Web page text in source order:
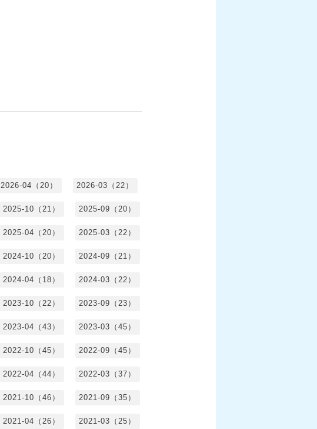
2026-04（20） 2026-03（22）
2025-10（21） 2025-09（20）
2025-04（20） 2025-03（22）
2024-10（20） 2024-09（21）
2024-04（18） 2024-03（22）
2023-10（22） 2023-09（23）
2023-04（43） 2023-03（45）
2022-10（45） 2022-09（45）
2022-04（44） 2022-03（37）
2021-10（46） 2021-09（35）
2021-04（26） 2021-03（25）